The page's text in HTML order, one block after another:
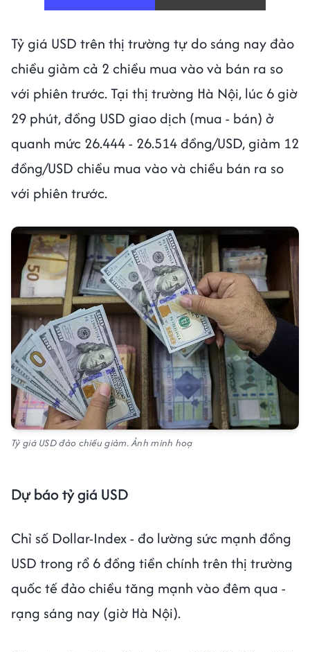
Tỷ giá USD trên thị trường tự do sáng nay đảo
chiều giảm cả 2 chiều mua vào và bán ra so
với phiên trước. Tại thị trường Hà Nội, lúc 6 giờ
29 phút, đồng USD giao dịch (mua - bán) ở
quanh mức 26.444 - 26.514 đồng/USD, giảm 12
đồng/USD chiều mua vào và chiều bán ra so
với phiên trước.
Tỷ giá USD đảo chiều giảm. Ảnh minh hoạ
Dự báo tỷ giá USD
Chỉ số Dollar-Index - đo lường sức mạnh đồng
USD trong rổ 6 đồng tiền chính trên thị trường
quốc tế đảo chiều tăng mạnh vào đêm qua -
rạng sáng nay (giờ Hà Nội).